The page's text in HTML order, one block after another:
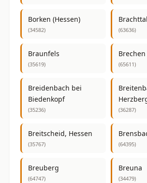
Borken (Hessen)
(34582)
Brachttal
(63636)
Braunfels
(35619)
Brechen
(65611)
Breidenbach bei
Biedenkopf
(35236) (36287)
Breitscheid, Hessen
(35767) (64395)
Breuberg
(64747)
Breuna
(34479)